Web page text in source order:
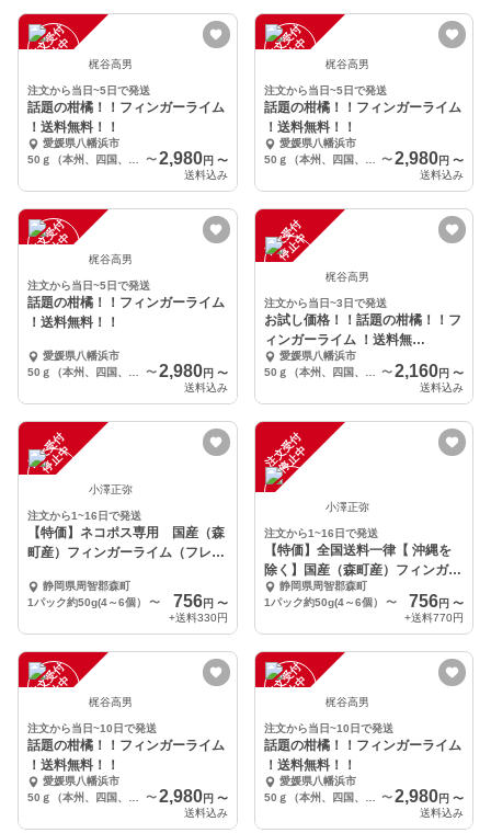
注
文
受
付
停
止
中 梶谷高男
注文から当日~5日で発送
話題の柑橘！！フィンガーライム
！送料無料！！
愛媛県八幡浜市
〜 2,980円 〜
送料込み
注
文
受
付
停
止
中 梶谷高男
注文から当日~5日で発送
話題の柑橘！！フィンガーライム
！送料無料！！
愛媛県八幡浜市
〜2,980円 〜
送料込み
注
文
受
付
停
止
中 梶谷高男
注文から当日~5日で発送
話題の柑橘！！フィンガーライム
！送料無料！！
愛媛県八幡浜市
〜 2,980円 〜
送料込み
注
文
受
付
停
止
中
梶谷高男
注文から当日~3日で発送
お試し価格！！話題の柑橘！！フ
ィンガーライム ！送料無
料！！
愛媛県八幡浜市
〜2,160円 〜
送料込み
注
文
受
付
停
止
中
小澤正弥
注文から1~16日で発送
【特価】ネコポス専用 国産（森
町産）フィンガーライム（フレッ
静岡県周智郡森町
1パック約50g(4～6個）
〜 756円 〜
+送料330円
注
文
受
付
停
止
中
小澤正弥
注文から1~16日で発送
【特価】全国送料一律【 沖縄を
除く】国産（森町産）フィンガー
ライム（フレッシュ）
静岡県周智郡森町
1パック約50g(4～6個）
〜 756円 〜
+送料770円
注
文
受
付
停
止
中 梶谷高男
注文から当日~10日で発送
話題の柑橘！！フィンガーライム
！送料無料！！
愛媛県八幡浜市
〜 2,980円 〜
送料込み
注
文
受
付
停
止
中 梶谷高男
注文から当日~10日で発送
話題の柑橘！！フィンガーライム
！送料無料！！
愛媛県八幡浜市
〜2,980円 〜
送料込み